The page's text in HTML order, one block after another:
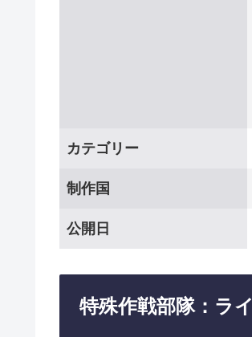
カテゴリー
制作国
公開日
特殊作戦部隊：ラ